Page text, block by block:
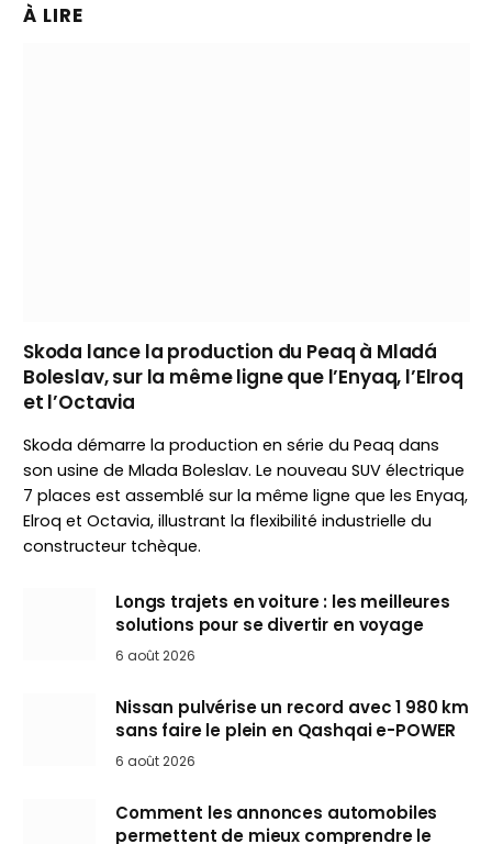
À LIRE
Skoda lance la production du Peaq à Mladá
Boleslav, sur la même ligne que l’Enyaq, l’Elroq
et l’Octavia
Skoda démarre la production en série du Peaq dans
son usine de Mlada Boleslav. Le nouveau SUV électrique
7 places est assemblé sur la même ligne que les Enyaq,
Elroq et Octavia, illustrant la flexibilité industrielle du
constructeur tchèque.
Longs trajets en voiture : les meilleures
solutions pour se divertir en voyage
6 août 2026
Nissan pulvérise un record avec 1 980 km
sans faire le plein en Qashqai e-POWER
6 août 2026
Comment les annonces automobiles
permettent de mieux comprendre le